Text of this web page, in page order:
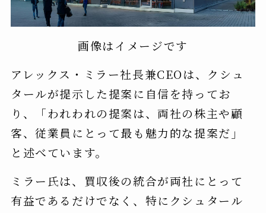
画像はイメージです
アレックス・ミラー社長兼CEOは、クシュ
タールが提示した提案に自信を持ってお
り、「われわれの提案は、両社の株主や顧
客、従業員にとって最も魅力的な提案だ」
と述べています。
ミラー氏は、買収後の統合が両社にとって
有益であるだけでなく、特にクシュタール